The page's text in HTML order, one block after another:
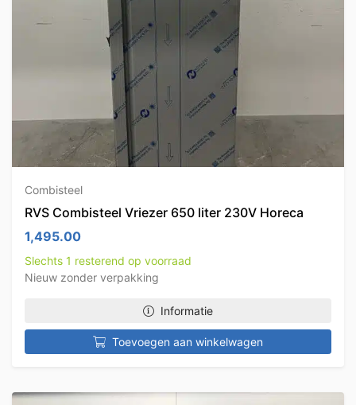
Combisteel
RVS Combisteel Vriezer 650 liter 230V Horeca
1,495.00
Slechts 1 resterend op voorraad
Nieuw zonder verpakking
Informatie
Toevoegen aan winkelwagen